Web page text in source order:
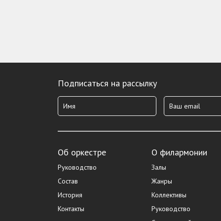
Подписаться на рассылку
Об оркестре
Руководство
Состав
История
Контакты
О филармонии
Залы
Жанры
Коллективы
Руководство